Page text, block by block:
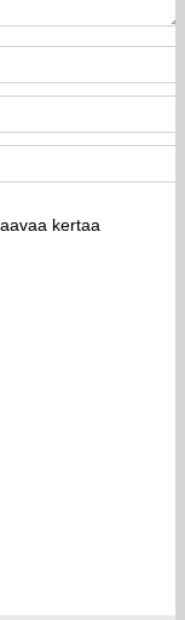
kertaa